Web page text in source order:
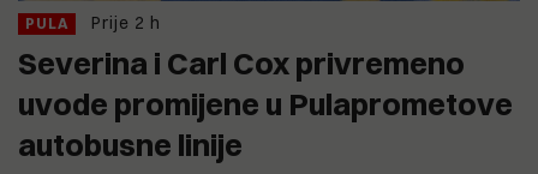
PULA Prije 2 h
Severina i Carl Cox privremeno
uvode promijene u Pulaprometove
autobusne linije